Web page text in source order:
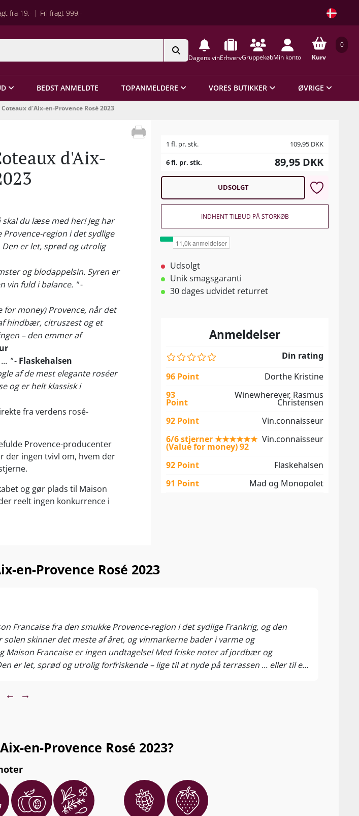
fra 19,- | Fri fragt 999,-
Dagens vinErhvervGruppekøbMin konto
0
Kurv
BEDST ANMELDTE TOPANMELDERE VORES BUTIKKER ØVRIGE
d'Aix-en-Provence Rosé 2023
d'Aix-
du læse med her! Jeg har
region i det sydlige
Den er let, sprød og utrolig
og blodappelsin. Syren er
vin fuld i balance. "-
money) Provence, når det
hindbær, citruszest og et
– den emmer af
"- Flaskehalsen
af de mest elegante roséer
og er helt klassisk i
fra verdens rosé-
Provence-producenter
der ingen tvivl om, hvem der
og gør plads til Maison
reelt ingen konkurrence i
er nøglen til den blide,
drueblend bestående af
høstes om natten, så
er den mest rislende
lavendel, skovjordbær,
at Maison Francaise bliver
en læskende aperitif eller til
grillmad, oliven og
1 fl. pr. stk. 109,95 DKK
6 fl. pr. stk.
89,95 DKK
UDSOLGT
INDHENT TILBUD PÅ STORKØB
Udsolgt
Unik smagsgaranti
30 dages udvidet returret
Anmeldelser
Din rating
96 Point
Dorthe Kristine
93
Point
Winewherever, Rasmus
Christensen
92 Point
Vin.connaisseur
6/6 stjerner ★★★★★★
(Value for money) 92
Vin.connaisseur
92 Point
Flaskehalsen
91 Point
Mad og Monopolet
en-Provence Rosé 2023
Francaise fra den smukke Provence-region i det sydlige Frankrig, og den
skinner det meste af året, og vinmarkerne bader i varme og
Francaise er ingen undtagelse! Med friske noter af jordbær og
er let, sprød og utrolig forfriskende – lige til at nyde på terrassen ... eller til en
← →
en-Provence Rosé 2023?